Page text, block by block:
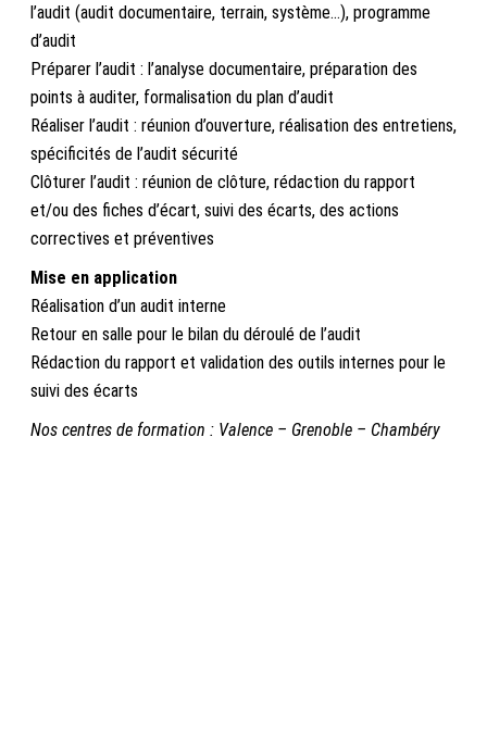
l’audit (audit documentaire, terrain, système…), programme
d’audit
Préparer l’audit : l’analyse documentaire, préparation des
points à auditer, formalisation du plan d’audit
Réaliser l’audit : réunion d’ouverture, réalisation des entretiens,
spécificités de l’audit sécurité
Clôturer l’audit : réunion de clôture, rédaction du rapport
et/ou des fiches d’écart, suivi des écarts, des actions
correctives et préventives
Mise en application
Réalisation d’un audit interne
Retour en salle pour le bilan du déroulé de l’audit
Rédaction du rapport et validation des outils internes pour le
suivi des écarts
Nos centres de formation : Valence – Grenoble – Chambéry